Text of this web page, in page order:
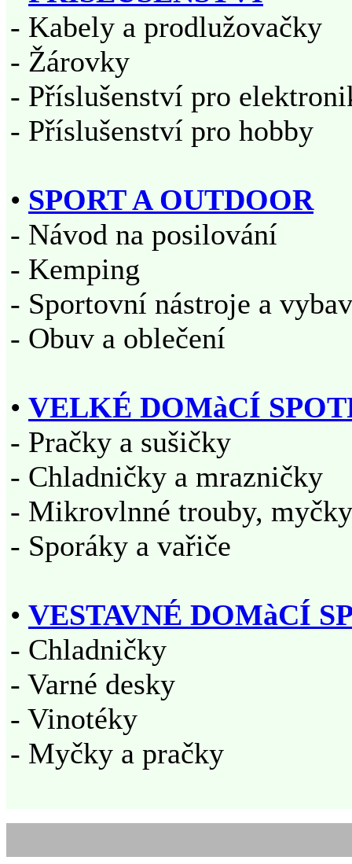
- Kabely a prodlužovačky
- Žárovky
- Příslušenství pro
- Příslušenství pro hobby
• SPORT A OUTDOOR
- Návod na posilování
- Kemping
- Sportovní nástroje a
- Obuv a oblečení
• VELKÉ DOMàCÍ
- Pračky a sušičky
- Chladničky a mrazničky
- Mikrovlnné trouby, myčky
- Sporáky a vařiče
• VESTAVNÉ DOMàCÍ
- Chladničky
- Varné desky
- Vinotéky
- Myčky a pračky